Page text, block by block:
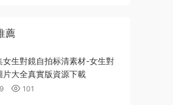
薦
女生對鏡自拍标清素材-女生對
片大全真實版資源下載
101